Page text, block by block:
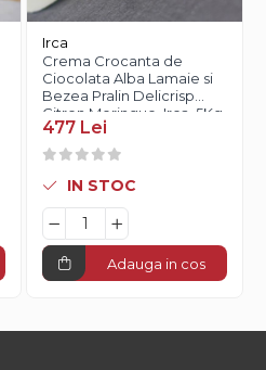
Irca
Crema Crocanta de
Ciocolata Alba Lamaie si
Bezea Pralin Delicrisp
Citron Meringue, Irca, 5Kg
477 Lei
IN STOC
Adauga in cos